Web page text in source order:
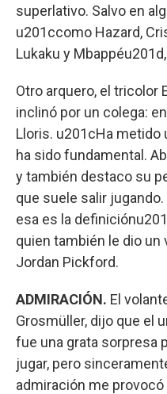
superlativo. Salvo en
u201ccomo Hazard,
Lukaku y
Otro arquero, el tricolor
inclinó por un colega:
Lloris. u201cHa metido
ha sido fundamental.
y también destaco su
que suele salir
esa es la
quien también le dio un
Jordan Pickford.
ADMIRACIÓN. El
Grosmüller, dijo que el
fue una grata sorpresa
jugar, pero
admiración me